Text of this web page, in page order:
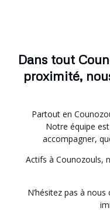
Dans tout
proximité,
Partout en
Notre équipe
accompagner,
Actifs à Counozouls,
N’hésitez pas à